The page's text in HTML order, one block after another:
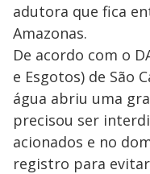
adutora que fica
Amazonas.
De acordo com o
e Esgotos) de São
água abriu uma
precisou ser
acionados e no
registro para